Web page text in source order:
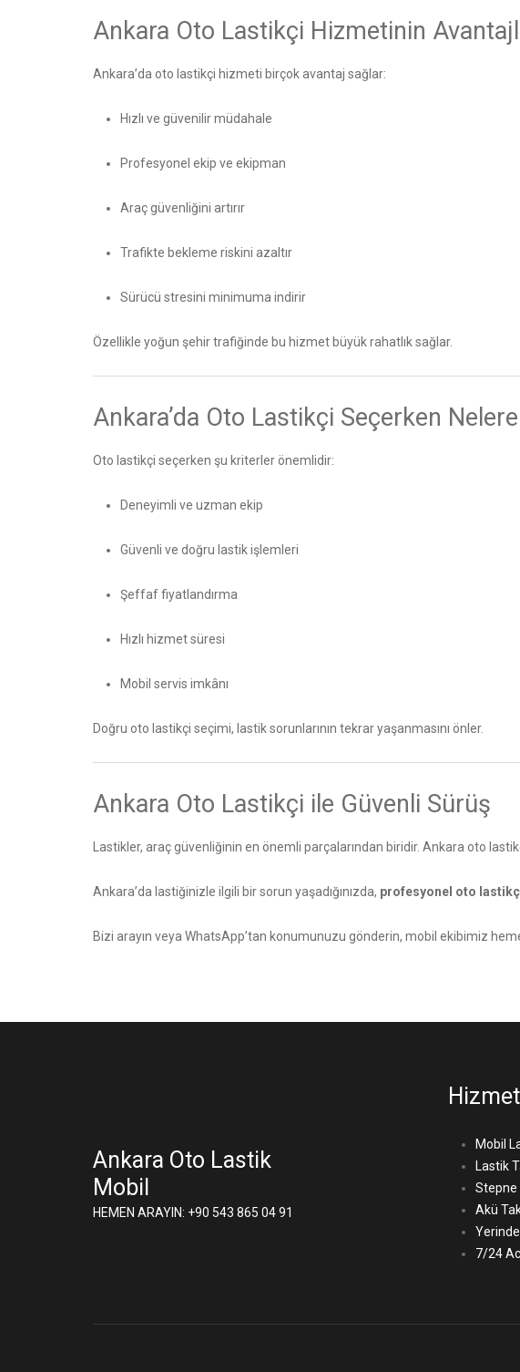
Ankara Oto Lastikçi Hizmetinin
Ankara’da oto lastikçi hizmeti birçok avantaj sağlar:
Hızlı ve güvenilir müdahale
Profesyonel ekip ve ekipman
Araç güvenliğini artırır
Trafikte bekleme riskini azaltır
Sürücü stresini minimuma indirir
Özellikle yoğun şehir trafiğinde bu hizmet büyük rahatlık sağlar.
Ankara’da Oto Lastikçi Seçerken
Oto lastikçi seçerken şu kriterler önemlidir:
Deneyimli ve uzman ekip
Güvenli ve doğru lastik işlemleri
Şeffaf fiyatlandırma
Hızlı hizmet süresi
Mobil servis imkânı
Doğru oto lastikçi seçimi, lastik sorunlarının tekrar yaşanmasını önler.
Ankara Oto Lastikçi ile Güvenli Sürüş
Lastikler, araç güvenliğinin en önemli parçalarından biridir. Ankara oto
Ankara’da lastiğinizle ilgili bir sorun yaşadığınızda, profesyonel oto
Bizi arayın veya WhatsApp’tan konumunuzu gönderin, mobil ekibimiz
Ankara Oto Lastik
Mobil
HEMEN ARAYIN: +90 543 865 04 91
Mobil
Lastik
Stepne
Akü
7/24